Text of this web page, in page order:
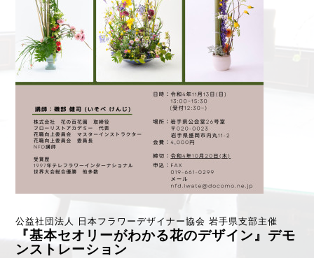
公益社団法人 日本フラワーデザイナー協会 岩手県支部主催
『基本セオリーがわかる花のデザイン』デモ
ンストレーション